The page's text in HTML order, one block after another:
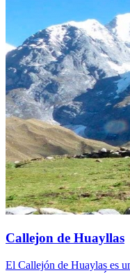
Callejon de Huayllas
El Callejón de Huaylas es